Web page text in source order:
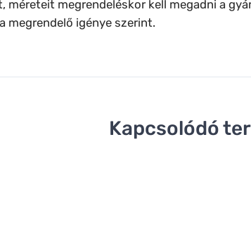
méreteit megrendeléskor kell megadni a
megrendelő igénye szerint.
Kapcsolódó